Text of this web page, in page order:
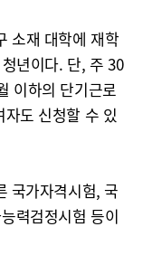
소재 대학에 재학
년이다. 단, 주 30
이하의 단기근로
도 신청할 수 있
국가자격시험, 국
력검정시험 등이